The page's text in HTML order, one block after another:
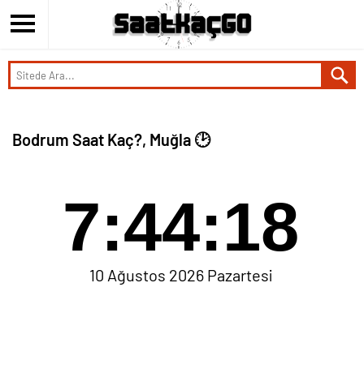
Bodrum Saat Kaç?, Muğla 🕑
7:44:19
10 Ağustos 2026 Pazartesi